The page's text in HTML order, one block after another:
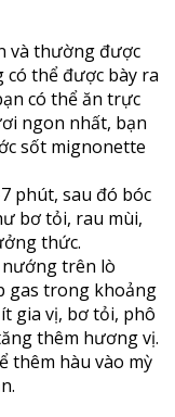
và thường được
thể được bày ra
có thể ăn trực
ngon nhất, bạn
sốt mignonette
phút, sau đó bóc
bơ tỏi, rau mùi,
thức.
nướng trên lò
gas trong khoảng
gia vị, bơ tỏi, phô
thêm hương vị.
thêm hàu vào mỳ